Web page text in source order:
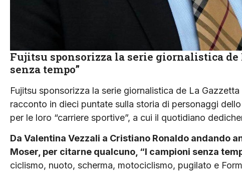
Fujitsu sponsorizza la serie giornalistica de
senza tempo”
Fujitsu sponsorizza la serie giornalistica de La
racconto in dieci puntate sulla storia di personaggi
per le loro “carriere sportive”, a cui il quotidiano
Da Valentina Vezzali a Cristiano Ronaldo andando
Moser, per citarne qualcuno, “I campioni senza
ciclismo, nuoto, scherma, motociclismo, pugilato e